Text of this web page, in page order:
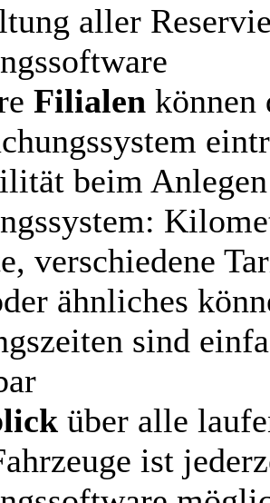
aller
Filialen können
beim
verschiedene
ähnliches
sind
über alle
ist